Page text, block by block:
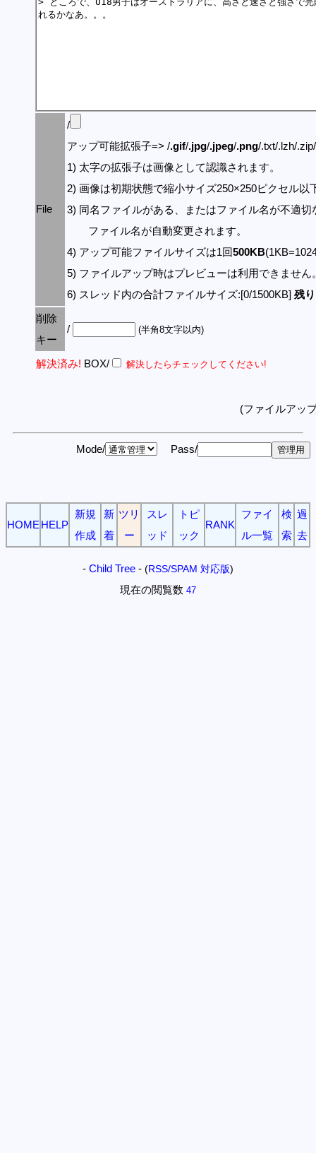
File
/
アップ可能拡張子=> /.gif/.jpg/.jpeg/.png/.txt/.lzh/
1) 太字の拡張子は画像として認識されます。
2) 画像は初期状態で縮小サイズ250×250ピクセル以
3) 同名ファイルがある、またはファイル名が不適切
ファイル名が自動変更されます。
4) アップ可能ファイルサイズは1回500KB
5) ファイルアップ時はプレビューは利用できません
6) スレッド内の合計ファイルサイズ:[0/1500KB] 残
削除
キー
/ (半角8文字以内)
解決済み! BOX/ 解決したらチェックしてください!
(ファイルアッ
Mode/ Pass/
HOME HELP
新規
作成
新
着
ツリ
ー
スレ
ッド
トピ
ック
RANK
ファイ
ル一覧
検
索
過
去
- Child Tree - (RSS/SPAM 対応版)
現在の閲覧数 47